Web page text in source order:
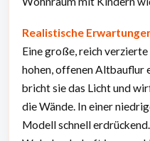
Realistische
Eine große, reich
hohen, offenen Altbauflur
bricht sie das Licht und
die Wände. In einer
Modell schnell